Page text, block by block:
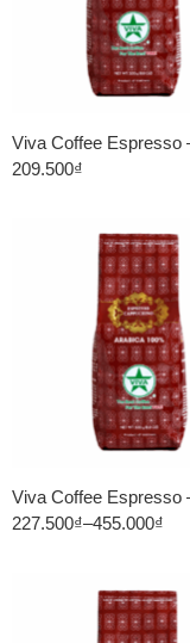
209.500₫
500gr
227.500₫–455.000₫
500gr